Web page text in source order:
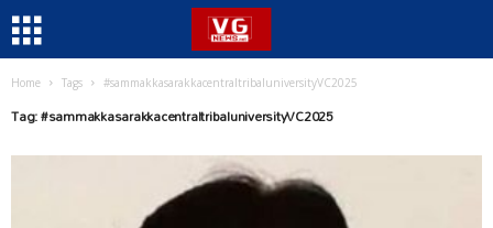
Home Tags #sammakkasarakkacentraltribaluniversityVC2025
Tag: #sammakkasarakkacentraltribaluniversityVC2025